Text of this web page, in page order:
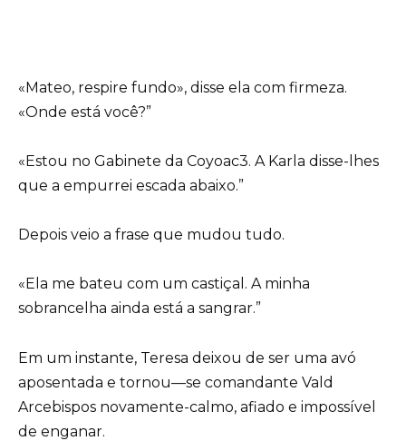
«Mateo, respire fundo», disse ela com firmeza.
«Onde está você?”
«Estou no Gabinete da Coyoac3. A Karla disse-lhes
que a empurrei escada abaixo.”
Depois veio a frase que mudou tudo.
«Ela me bateu com um castiçal. A minha
sobrancelha ainda está a sangrar.”
Em um instante, Teresa deixou de ser uma avó
aposentada e tornou—se comandante Vald
Arcebispos novamente-calmo, afiado e impossível
de enganar.